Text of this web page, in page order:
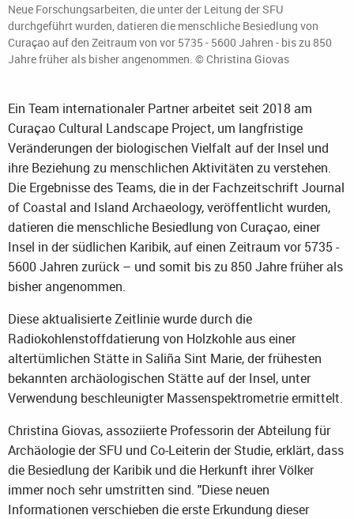
Neue Forschungsarbeiten, die unter der Leitung der SFU
durchgeführt wurden, datieren die menschliche Besiedlung von
Curaçao auf den Zeitraum von vor 5735 - 5600 Jahren - bis zu 850
Jahre früher als bisher angenommen. © Christina Giovas
Ein Team internationaler Partner arbeitet seit 2018 am
Curaçao Cultural Landscape Project, um langfristige
Veränderungen der biologischen Vielfalt auf der Insel und
ihre Beziehung zu menschlichen Aktivitäten zu verstehen.
Die Ergebnisse des Teams, die in der Fachzeitschrift Journal
of Coastal and Island Archaeology, veröffentlicht wurden,
datieren die menschliche Besiedlung von Curaçao, einer
Insel in der südlichen Karibik, auf einen Zeitraum vor 5735 -
5600 Jahren zurück – und somit bis zu 850 Jahre früher als
bisher angenommen.
Diese aktualisierte Zeitlinie wurde durch die
Radiokohlenstoffdatierung von Holzkohle aus einer
altertümlichen Stätte in Saliña Sint Marie, der frühesten
bekannten archäologischen Stätte auf der Insel, unter
Verwendung beschleunigter Massenspektrometrie ermittelt.
Christina Giovas, assoziierte Professorin der Abteilung für
Archäologie der SFU und Co-Leiterin der Studie, erklärt, dass
die Besiedlung der Karibik und die Herkunft ihrer Völker
immer noch sehr umstritten sind. "Diese neuen
Informationen verschieben die erste Erkundung dieser